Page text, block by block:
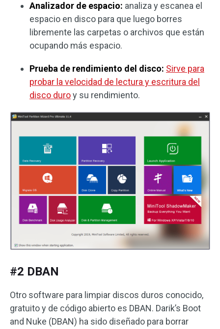
Analizador de espacio: analiza y escanea el
espacio en disco para que luego borres
libremente las carpetas o archivos que están
ocupando más espacio.
Prueba de rendimiento del disco: Sirve para
probar la velocidad de lectura y escritura del
disco duroy su rendimiento.
#2 DBAN
Otro software para limpiar discos duros conocido,
gratuito y de código abierto es DBAN. Darik’s Boot
and Nuke (DBAN) ha sido diseñado para borrar